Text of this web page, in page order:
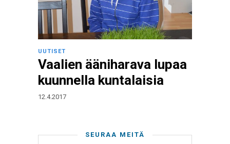
UUTISET
Vaalien ääniharava lupaa
kuunnella kuntalaisia
12.4.2017
SEURAA MEITÄ